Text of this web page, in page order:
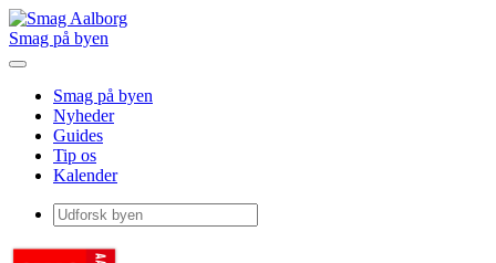
Smag på byen
Smag på byen
Nyheder
Guides
Tip os
Kalender